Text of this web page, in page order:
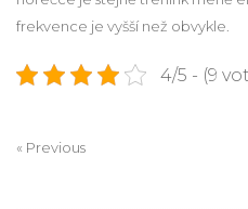
frekvence je vyšší než obvykle.
4/5 - (9
« Previous